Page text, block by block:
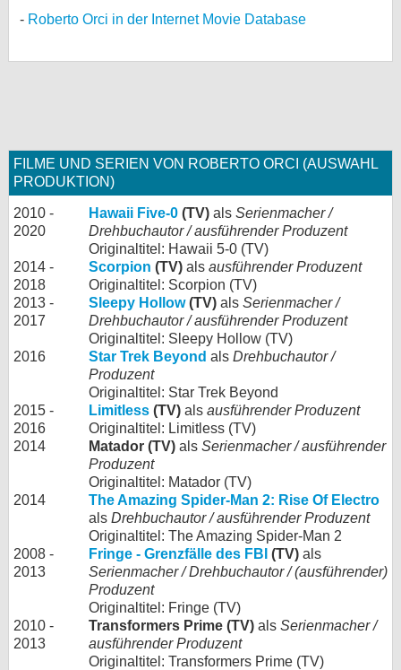
Roberto Orci in der Internet Movie Database
FILME UND SERIEN VON ROBERTO ORCI (AUSWAHL
PRODUKTION)
2010 -
2020
Hawaii Five-0 (TV) als Serienmacher /
Drehbuchautor / ausführender Produzent
Originaltitel: Hawaii 5-0 (TV)
2014 -
2018
Scorpion (TV) als ausführender Produzent
Originaltitel: Scorpion (TV)
2013 -
2017
Sleepy Hollow(TV) als Serienmacher /
Drehbuchautor / ausführender Produzent
Originaltitel: Sleepy Hollow (TV)
2016
Star Trek Beyond als Drehbuchautor /
Produzent
Originaltitel: Star Trek Beyond
2015 -
2016
Limitless (TV) als ausführender Produzent
Originaltitel: Limitless (TV)
2014
Matador (TV) als Serienmacher / ausführender
Produzent
Originaltitel: Matador (TV)
2014
The Amazing Spider-Man 2: Rise Of Electro
als Drehbuchautor / ausführender Produzent
Originaltitel: The Amazing Spider-Man 2
2008 -
2013
Fringe - Grenzfälle des FBI (TV) als
Serienmacher / Drehbuchautor / (ausführender)
Produzent
Originaltitel: Fringe (TV)
2010 -
2013
Transformers Prime (TV) als Serienmacher /
ausführender Produzent
Originaltitel: Transformers Prime (TV)